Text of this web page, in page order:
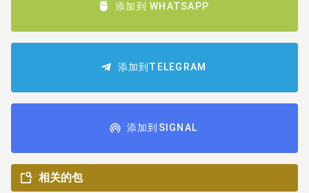
添加到 WHATSAPP
添加到TELEGRAM
添加到SIGNAL
相关的包